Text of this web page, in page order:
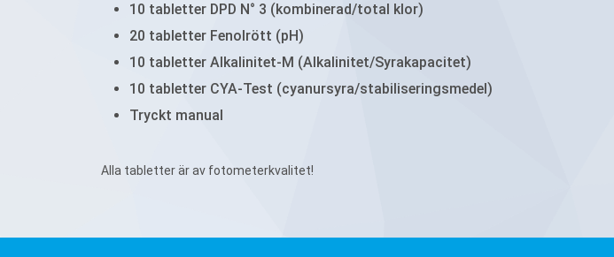
10 tabletter DPD N° 3 (kombinerad/total klor)
20 tabletter Fenolrött (pH)
10 tabletter Alkalinitet-M (Alkalinitet/Syrakapacitet)
10 tabletter CYA-Test (cyanursyra/stabiliseringsmedel)
Tryckt manual
Alla tabletter är av fotometerkvalitet!